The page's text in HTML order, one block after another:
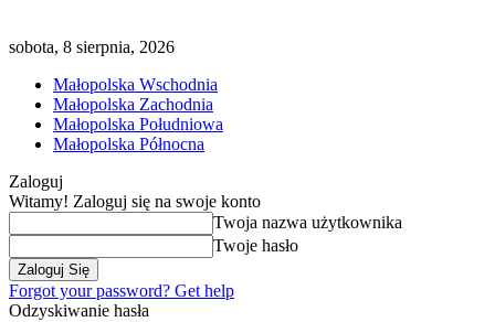
sobota, 8 sierpnia, 2026
Małopolska Wschodnia
Małopolska Zachodnia
Małopolska Południowa
Małopolska Północna
Zaloguj
Witamy! Zaloguj się na swoje konto
Twoja nazwa użytkownika
Twoje hasło
Forgot your password? Get help
Odzyskiwanie hasła